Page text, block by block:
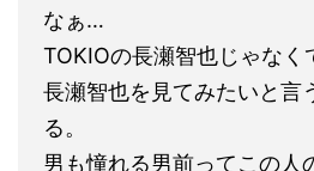
なぁ…
TOKIOの長瀬智也じゃなく
長瀬智也を見てみたいと言
る。
男も憧れる男前ってこの人